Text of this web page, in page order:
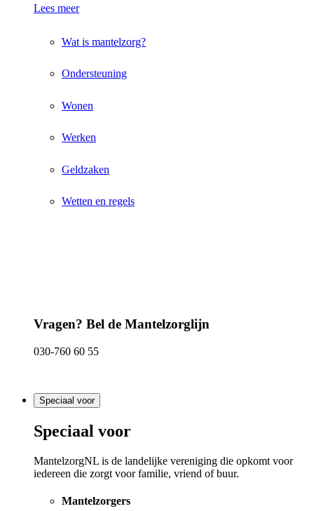
Lees meer
Wat is mantelzorg?
Ondersteuning
Wonen
Werken
Geldzaken
Wetten en regels
Vragen? Bel de Mantelzorglijn
030-760 60 55
Speciaal voor
Speciaal voor
MantelzorgNL is de landelijke vereniging die opkomt voor
iedereen die zorgt voor familie, vriend of buur.
Mantelzorgers